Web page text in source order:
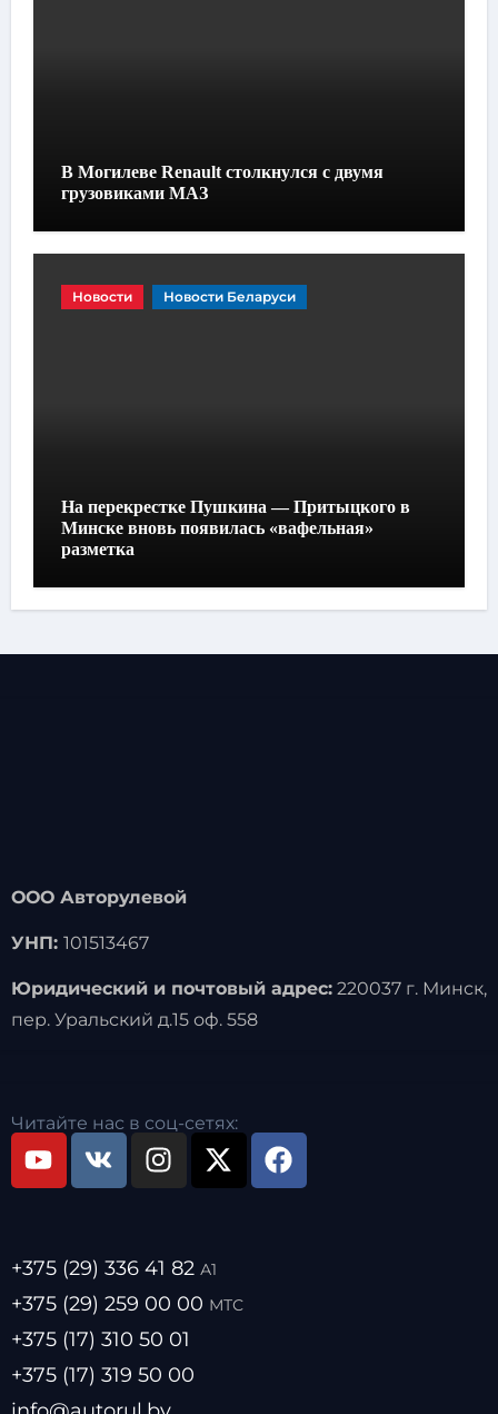
В Могилеве Renault столкнулся с двумя
грузовиками МАЗ
Новости Новости Беларуси
На перекрестке Пушкина — Притыцкого в
Минске вновь появилась «вафельная»
разметка
ООО Авторулевой
УНП: 101513467
Юридический и почтовый адрес:220037 г. Минск,
пер. Уральский д.15 оф. 558
Читайте нас в соц-сетях:
+375 (29) 336 41 82 А1
+375 (29) 259 00 00 МТС
+375 (17) 310 50 01
+375 (17) 319 50 00